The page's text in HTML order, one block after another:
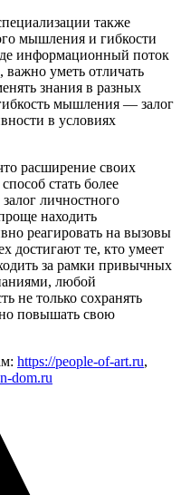
также
мышления и гибкости
информационный поток
уметь отличать
знания в разных
мышления — залог
в условиях
расширение своих
стать более
личностного
находить
реагировать на вызовы
достигают те, кто умеет
за рамки привычных
любой
не только сохранять
повышать свою
https://people-of-art.ru,
dom.ru